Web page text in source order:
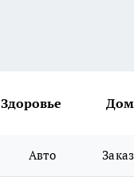
Здоровье Дом
Авто